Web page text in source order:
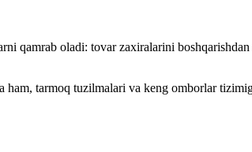
qamrab oladi: tovar zaxiralarini
tarmoq tuzilmalari va keng omborlar